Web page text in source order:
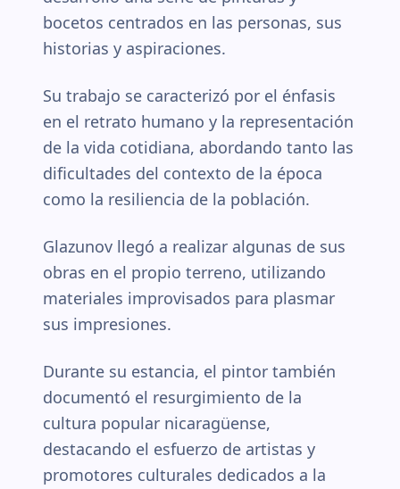
bocetos centrados en las personas, sus
historias y aspiraciones.
Su trabajo se caracterizó por el énfasis
en el retrato humano y la representación
de la vida cotidiana, abordando tanto las
dificultades del contexto de la época
como la resiliencia de la población.
Glazunov llegó a realizar algunas de sus
obras en el propio terreno, utilizando
materiales improvisados para plasmar
sus impresiones.
Durante su estancia, el pintor también
documentó el resurgimiento de la
cultura popular nicaragüense,
destacando el esfuerzo de artistas y
promotores culturales dedicados a la